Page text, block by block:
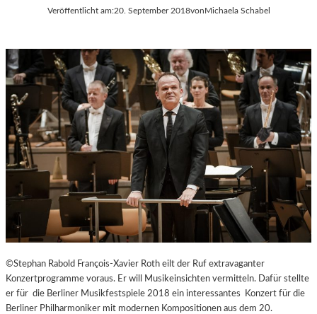
Veröffentlicht am:20. September 2018von Michaela Schabel
©Stephan Rabold François-Xavier Roth eilt der Ruf extravaganter
Konzertprogramme voraus. Er will Musikeinsichten vermitteln. Dafür stellte
er für die Berliner Musikfestspiele 2018 ein interessantes Konzert für die
Berliner Philharmoniker mit modernen Kompositionen aus dem 20.